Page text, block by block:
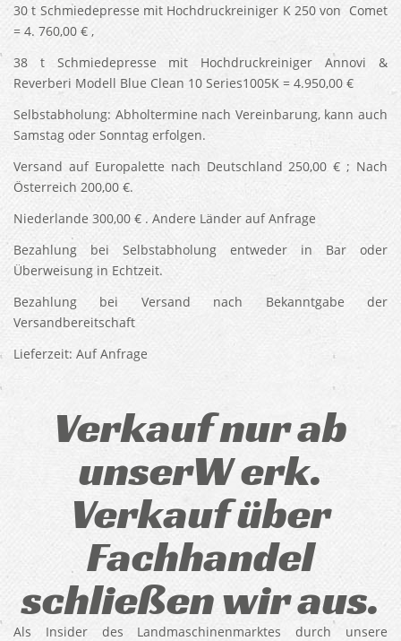
30 t Schmiedepresse mit Hochdruckreiniger K 250 von Comet
= 4. 760,00 € ,
38 t Schmiedepresse mit Hochdruckreiniger Annovi &
Reverberi Modell Blue Clean 10 Series1005K = 4.950,00 €
Selbstabholung: Abholtermine nach Vereinbarung, kann auch
Samstag oder Sonntag erfolgen.
Versand auf Europalette nach Deutschland 250,00 € ; Nach
Österreich 200,00 €.
Niederlande 300,00 € . Andere Länder auf Anfrage
Bezahlung bei Selbstabholung entweder in Bar oder
Überweisung in Echtzeit.
Bezahlung bei Versand nach Bekanntgabe der
Versandbereitschaft
Lieferzeit: Auf Anfrage
Verkauf nur ab
unserW erk.
Verkauf über
Fachhandel
schließen wir aus.
Als Insider des Landmaschinenmarktes durch unsere